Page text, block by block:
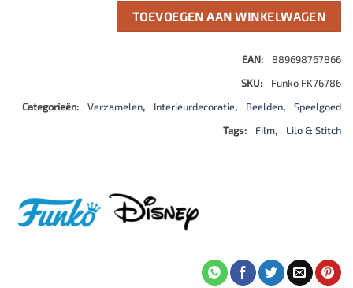
TOEVOEGEN AAN WINKELWAGEN
EAN:
889698767866
SKU:
Funko FK76786
Categorieën:
Verzamelen, Interieurdecoratie, Beelden,
Speelgoed
Tags:
Film, Lilo & Stitch